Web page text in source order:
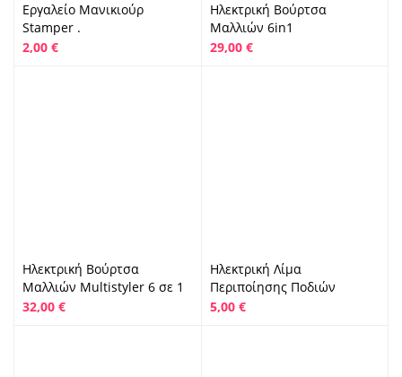
Εργαλείο Μανικιούρ
Stamper .
2,00 €
Ηλεκτρική Bούρτσα
Mαλλιών 6in1
29,00 €
Ηλεκτρική Βούρτσα
Μαλλιών Multistyler 6 σε 1
32,00 €
Ηλεκτρική Λίμα
Περιποίησης Ποδιών
5,00 €